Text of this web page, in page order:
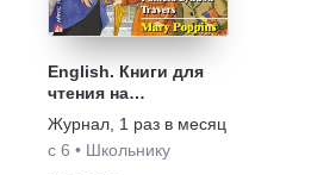
English. Книги для
чтения на
английском языке
для школьников
Журнал 1 раз в месяц
с 6 • Школьнику